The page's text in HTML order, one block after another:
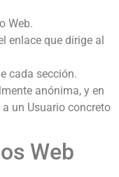
Web.
enlace que dirige al
cada sección.
anónima, y en
un Usuario concreto
Web